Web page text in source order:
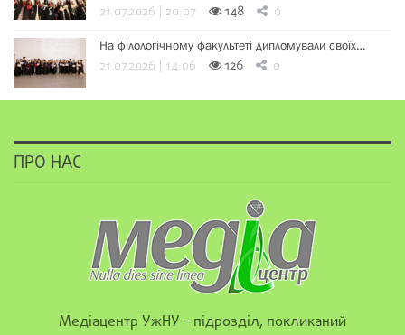
21.07.2026 | 20:07 148 0
На філологічному факультеті дипломували своїх…
21.07.2026 | 14:06 126 0
ПРО НАС
Медіацентр УжНУ – підрозділ, покликаний